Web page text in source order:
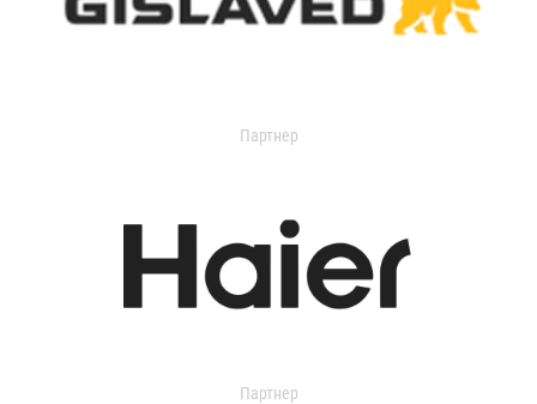
Партнер
Партнер